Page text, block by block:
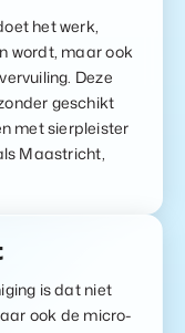
het werk,
wordt, maar ook
Deze
geschikt
met sierpleister
Maastricht,
is dat niet
ook de micro-